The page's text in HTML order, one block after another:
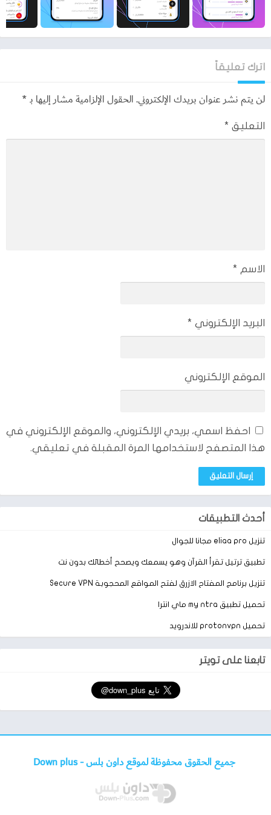
اترك تعليقاً
لن يتم نشر عنوان بريدك الإلكتروني.الحقول الإلزامية مشار إليها بـ*
التعليق *
الاسم *
البريد الإلكتروني *
الموقع الإلكتروني
احفظ اسمي، بريدي الإلكتروني، والموقع الإلكتروني في
هذا المتصفح لاستخدامها المرة المقبلة في تعليقي.
أحدث التطبيقات
تنزيل eliaa pro مجانا للجوال
تطبيق ترتيل تقرأ القرآن وهو يسمعك ويصحح أخطائك بدون نت
تنزيل برنامج المفتاح الازرق لفتح المواقع المحجوبة Secure VPN
تحميل تطبيق my ntra ماي انترا
تحميل protonvpn للاندرويد
تابعنا على تويتر
جميع الحقوق محفوظة لموقع داون بلس -Down plus